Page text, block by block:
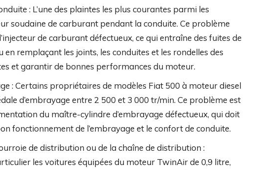
: L’une des plaintes les plus courantes parmi les
soudaine de carburant pendant la conduite. Ce problème
de carburant défectueux, ce qui entraîne des fuites de
remplaçant les joints, les conduites et les rondelles des
et garantir de bonnes performances du moteur.
: Certains propriétaires de modèles Fiat 500 à moteur diesel
d’embrayage entre 2 500 et 3 000 tr/min. Ce problème est
du maître-cylindre d’embrayage défectueux, qui doit
fonctionnement de l’embrayage et le confort de conduite.
de distribution ou de la chaîne de distribution :
les voitures équipées du moteur TwinAir de 0,9 litre,